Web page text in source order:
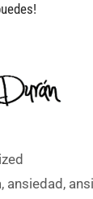
, ansiedad ,